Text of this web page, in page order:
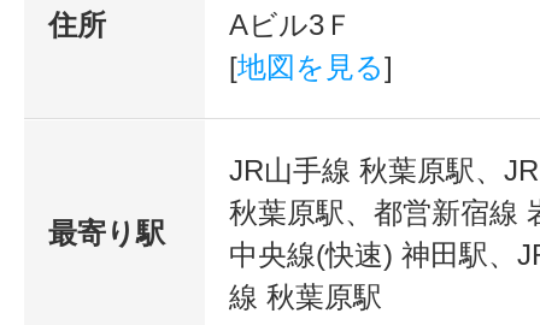
住所
Aビル3Ｆ
[地図を見る]
最寄り駅
JR山手線 秋葉原駅、
秋葉原駅、都営新宿線
中央線(快速) 神田駅、
線 秋葉原駅